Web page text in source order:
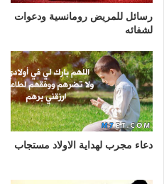
رسائل للمريض رومانسية ودعوات
لشفائه
دعاء مجرب لهداية الاولاد مستجاب